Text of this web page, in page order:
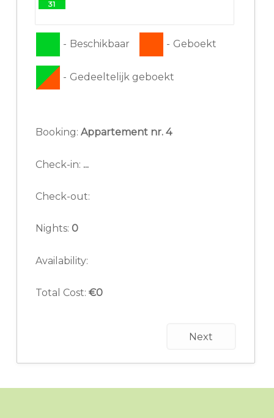
31
- Beschikbaar - Geboekt
- Gedeeltelijk geboekt
Booking: Appartement nr. 4
Check-in: ...
Check-out:
Nights: 0
Availability:
Total Cost: €0
Next